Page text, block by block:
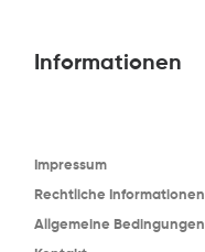
Informationen
Impressum
Rechtliche Informationen
Allgemeine Bedingungen